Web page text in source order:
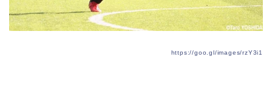
https://goo.gl/images/rzY3i1